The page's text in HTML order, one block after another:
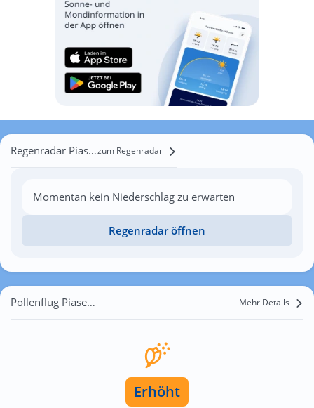
Regenradar Piasecznozum Regenradar
Momentan kein Niederschlag zu erwarten
Regenradar öffnen
Pollenflug Piaseczno Mehr Details
Erhöht